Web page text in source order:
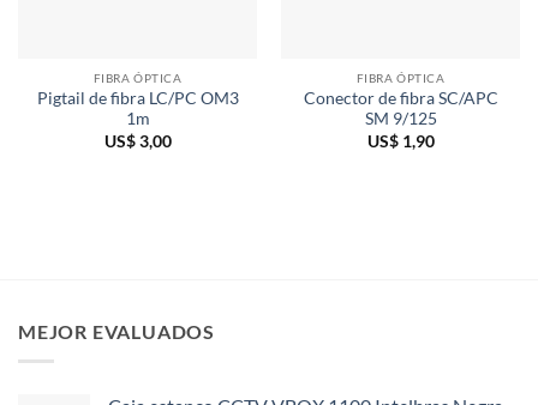
FIBRA ÓPTICA
Pigtail de fibra LC/PC OM3
1m
US$3,00
FIBRA ÓPTICA
Conector de fibra SC/APC
SM 9/125
US$1,90
MEJOR EVALUADOS